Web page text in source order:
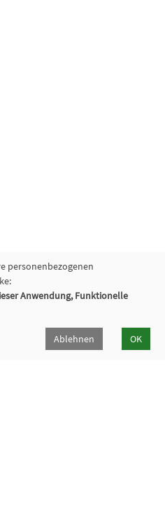
V.
personenbezogenen
Anwendung, Funktionelle
Ablehnen OK